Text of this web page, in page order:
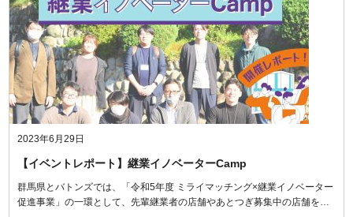
2023年6月29日
【イベントレポート】継業イノベーターCamp
群馬県とバトンズでは、「令和5年度 ミライマッチング×継業イノベーター
促進事業」の一環として、先輩継業者の店舗やあとつぎ募集中の店舗を訪